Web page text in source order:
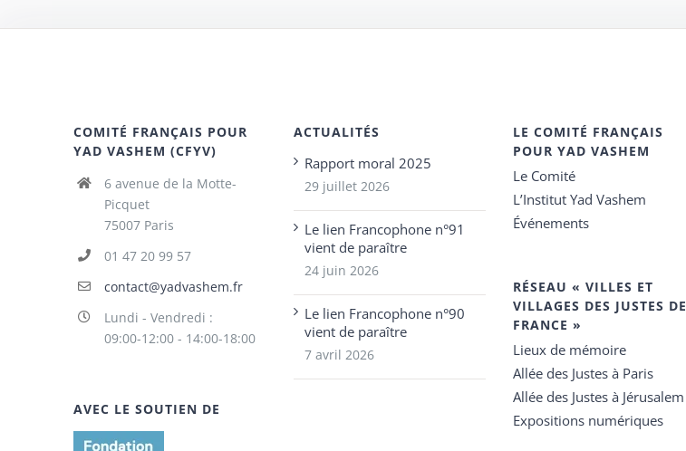
COMITÉ FRANÇAIS POUR
YAD VASHEM (CFYV)
6 avenue de la Motte-
Picquet
75007 Paris
01 47 20 99 57
contact@yadvashem.fr
Lundi - Vendredi :
09:00-12:00 - 14:00-18:00
AVEC LE SOUTIEN DE
ACTUALITÉS
Rapport moral 2025
29 juillet 2026
Le lien Francophone n°91
vient de paraître
24 juin 2026
Le lien Francophone n°90
vient de paraître
7 avril 2026
LE COMITÉ FRANÇAIS
POUR YAD VASHEM
Le Comité
L’Institut Yad Vashem
Événements
RÉSEAU « VILLES ET
VILLAGES DES JUSTES DE
FRANCE »
Lieux de mémoire
Allée des Justes à Paris
Allée des Justes à Jérusalem
Expositions numériques